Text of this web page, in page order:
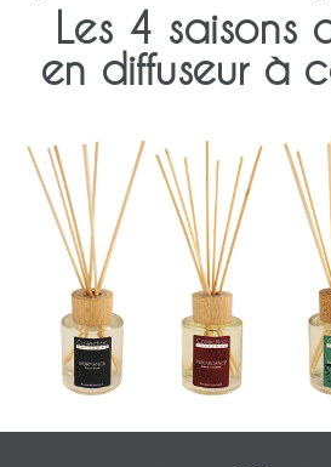
Les 4 saisons
en diffuseur à